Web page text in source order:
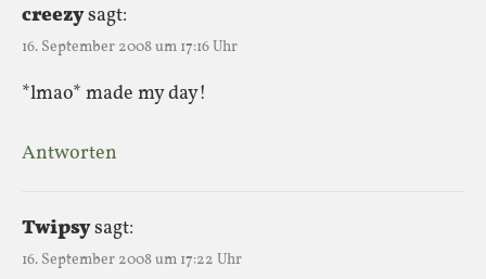
creezysagt:
16. September 2008 um 17:16 Uhr
*lmao* made my day!
Antworten
Twipsysagt:
16. September 2008 um 17:22 Uhr